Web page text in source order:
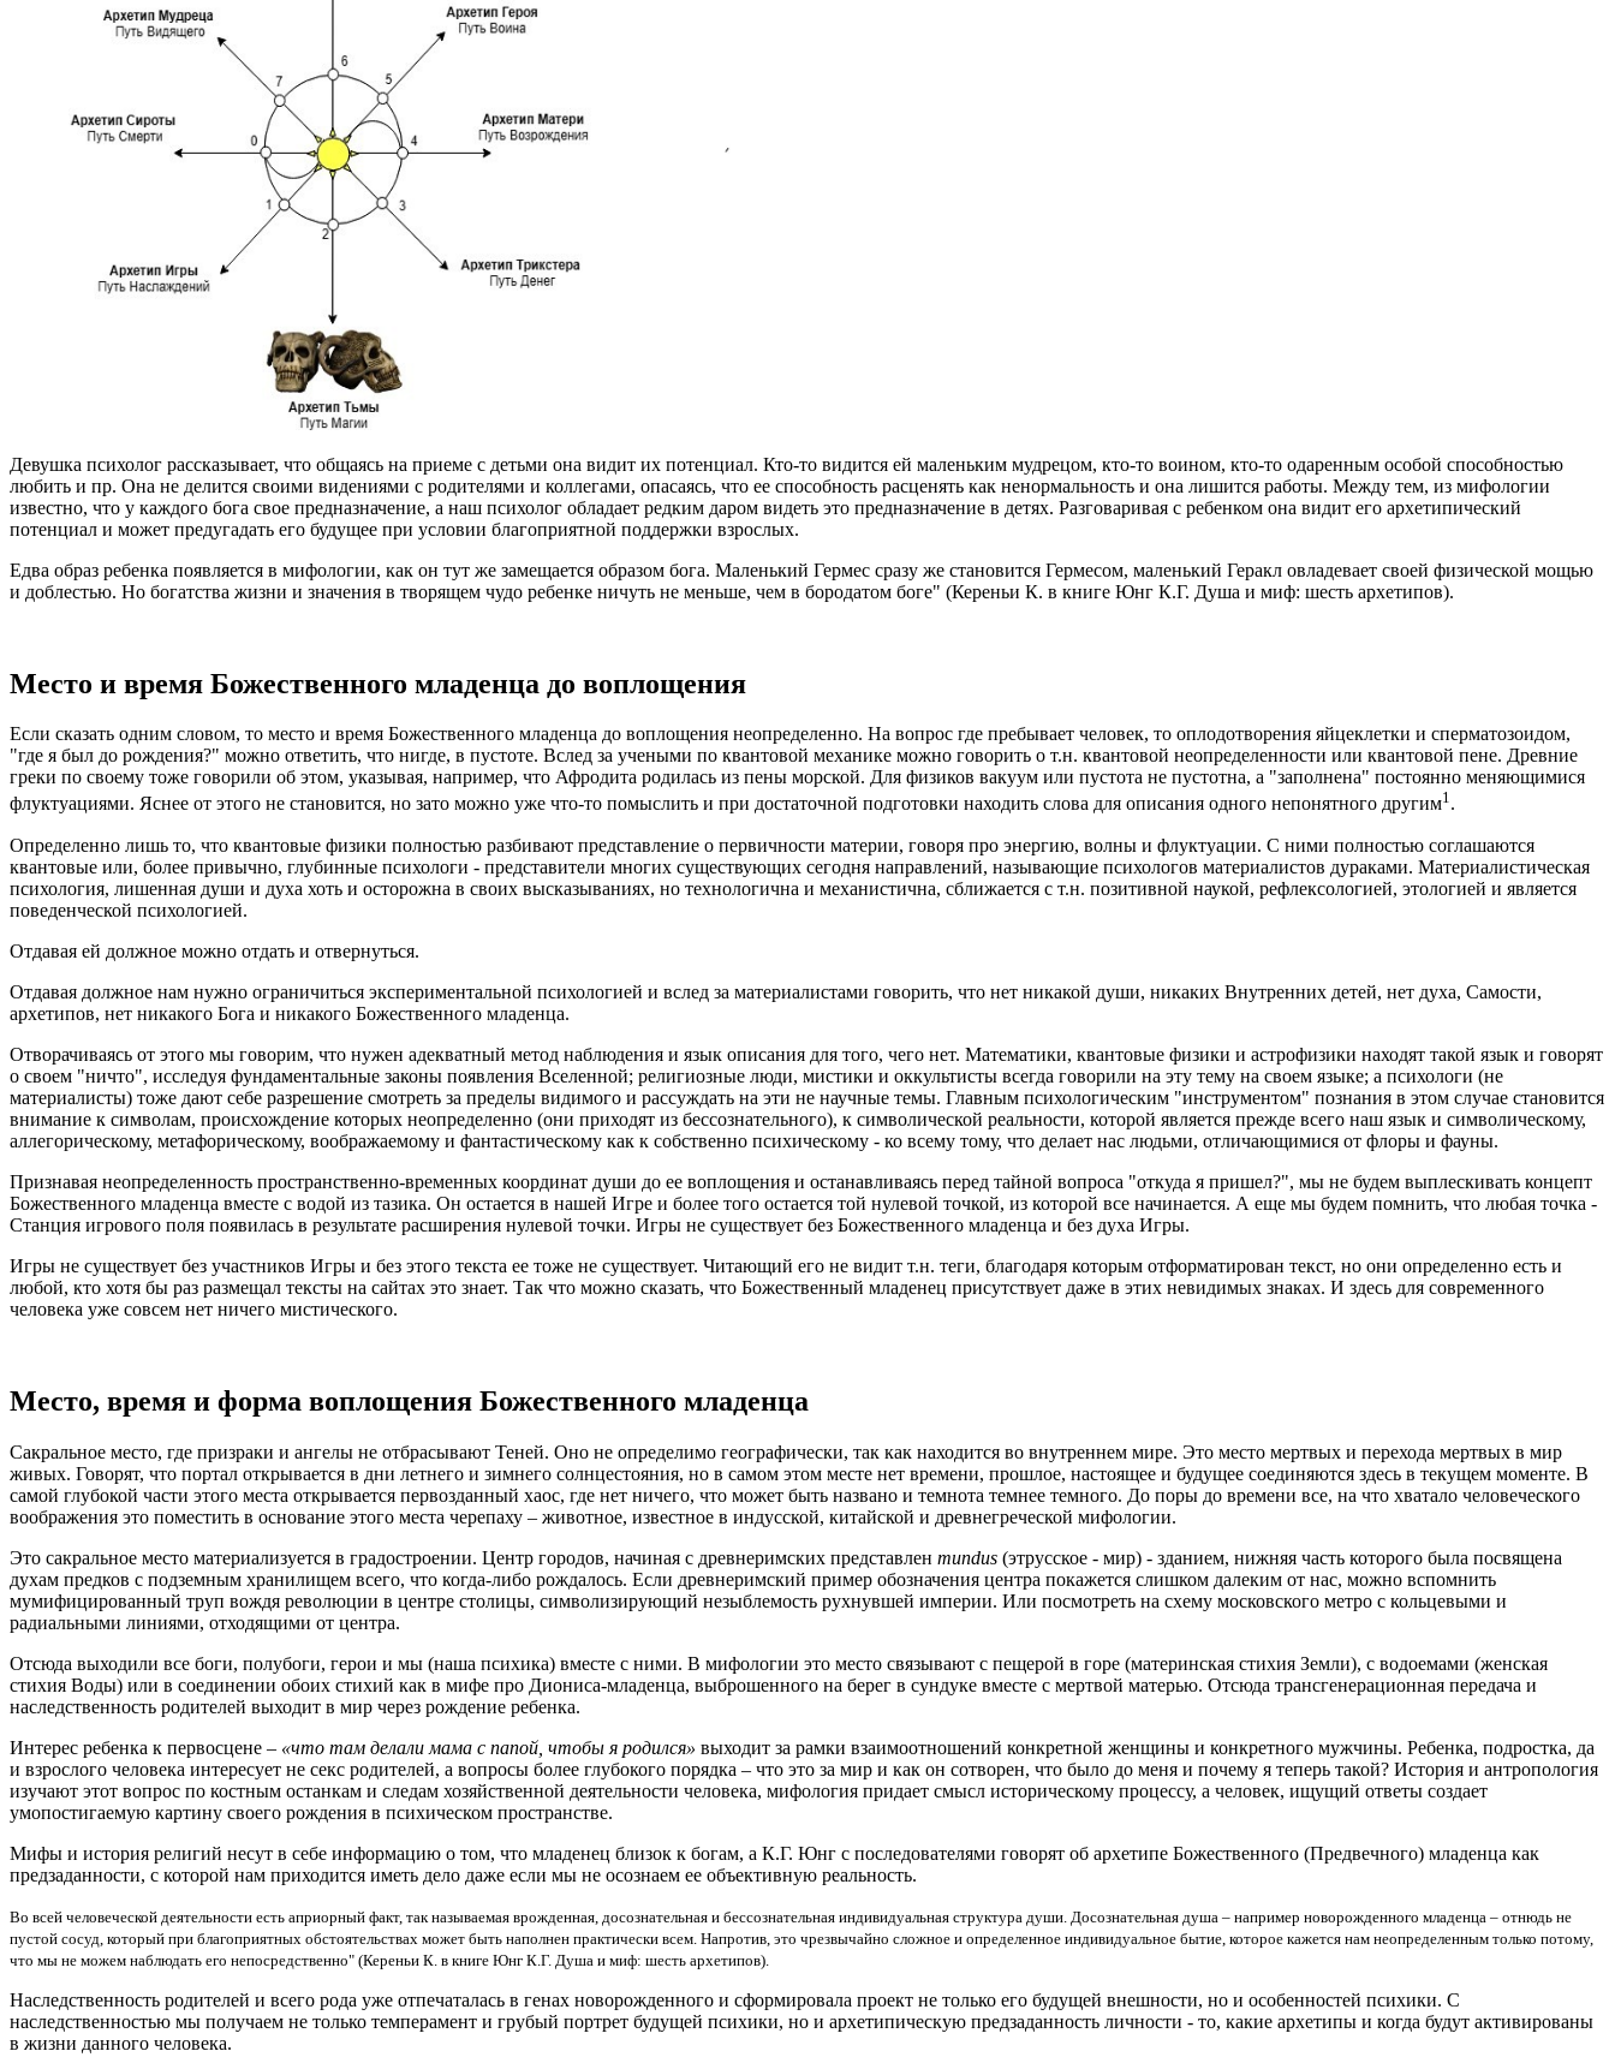
Девушка психолог рассказывает, что общаясь на приеме с детьми она видит их потенциал. Кто-то видится ей маленьким мудрецом, кто-то воином, кто-то одаренным особой способностью
любить и пр. Она не делится своими видениями с родителями и коллегами, опасаясь, что ее способность расценять как ненормальность и она лишится работы. Между тем, из мифологии
известно, что у каждого бога свое предназначение, а наш психолог обладает редким даром видеть это предназначение в детях. Разговаривая с ребенком она видит его архетипический
потенциал и может предугадать его будущее при условии благоприятной поддержки взрослых.
Едва образ ребенка появляется в мифологии, как он тут же замещается образом бога. Маленький Гермес сразу же становится Гермесом, маленький Геракл овладевает своей физической мощью
и доблестью. Но богатства жизни и значения в творящем чудо ребенке ничуть не меньше, чем в бородатом боге" (Кереньи К. в книге Юнг К.Г. Душа и миф: шесть архетипов).
Место и время Божественного младенца до воплощения
Если сказать одним словом, то место и время Божественного младенца до воплощения неопределенно. На вопрос где пребывает человек, то оплодотворения яйцеклетки и сперматозоидом,
"где я был до рождения?" можно ответить, что нигде, в пустоте. Вслед за учеными по квантовой механике можно говорить о т.н. квантовой неопределенности или квантовой пене. Древние
греки по своему тоже говорили об этом, указывая, например, что Афродита родилась из пены морской. Для физиков вакуум или пустота не пустотна, а "заполнена" постоянно меняющимися
флуктуациями. Яснее от этого не становится, но зато можно уже что-то помыслить и при достаточной подготовки находить слова для описания одного непонятного другим1.
Определенно лишь то, что квантовые физики полностью разбивают представление о первичности материи, говоря про энергию, волны и флуктуации. С ними полностью соглашаются
квантовые или, более привычно, глубинные психологи - представители многих существующих сегодня направлений, называющие психологов материалистов дураками. Материалистическая
психология, лишенная души и духа хоть и осторожна в своих высказываниях, но технологична и механистична, сближается с т.н. позитивной наукой, рефлексологией, этологией и является
поведенческой психологией.
Отдавая ей должное можно отдать и отвернуться.
Отдавая должное нам нужно ограничиться экспериментальной психологией и вслед за материалистами говорить, что нет никакой души, никаких Внутренних детей, нет духа, Самости,
архетипов, нет никакого Бога и никакого Божественного младенца.
Отворачиваясь от этого мы говорим, что нужен адекватный метод наблюдения и язык описания для того, чего нет. Математики, квантовые физики и астрофизики находят такой язык и говорят
о своем "ничто", исследуя фундаментальные законы появления Вселенной; религиозные люди, мистики и оккультисты всегда говорили на эту тему на своем языке; а психологи (не
материалисты) тоже дают себе разрешение смотреть за пределы видимого и рассуждать на эти не научные темы. Главным психологическим "инструментом" познания в этом случае становится
внимание к символам, происхождение которых неопределенно (они приходят из бессознательного), к символической реальности, которой является прежде всего наш язык и символическому,
аллегорическому, метафорическому, воображаемому и фантастическому как к собственно психическому - ко всему тому, что делает нас людьми, отличающимися от флоры и фауны.
Признавая неопределенность пространственно-временных координат души до ее воплощения и останавливаясь перед тайной вопроса "откуда я пришел?", мы не будем выплескивать концепт
Божественного младенца вместе с водой из тазика. Он остается в нашей Игре и более того остается той нулевой точкой, из которой все начинается. А еще мы будем помнить, что любая точка -
Станция игрового поля появилась в результате расширения нулевой точки. Игры не существует без Божественного младенца и без духа Игры.
Игры не существует без участников Игры и без этого текста ее тоже не существует. Читающий его не видит т.н. теги, благодаря которым отформатирован текст, но они определенно есть и
любой, кто хотя бы раз размещал тексты на сайтах это знает. Так что можно сказать, что Божественный младенец присутствует даже в этих невидимых знаках. И здесь для современного
человека уже совсем нет ничего мистического.
Место, время и форма воплощения Божественного младенца
Сакральное место, где призраки и ангелы не отбрасывают Теней. Оно не определимо географически, так как находится во внутреннем мире. Это место мертвых и перехода мертвых в мир
живых. Говорят, что портал открывается в дни летнего и зимнего солнцестояния, но в самом этом месте нет времени, прошлое, настоящее и будущее соединяются здесь в текущем моменте. В
самой глубокой части этого места открывается первозданный хаос, где нет ничего, что может быть названо и темнота темнее темного. До поры до времени все, на что хватало человеческого
воображения это поместить в основание этого места черепаху – животное, известное в индусской, китайской и древнегреческой мифологии.
Это сакральное место материализуется в градостроении. Центр городов, начиная с древнеримских представлен mundus (этрусское - мир) - зданием, нижняя часть которого была посвящена
духам предков с подземным хранилищем всего, что когда-либо рождалось. Если древнеримский пример обозначения центра покажется слишком далеким от нас, можно вспомнить
мумифицированный труп вождя революции в центре столицы, символизирующий незыблемость рухнувшей империи. Или посмотреть на схему московского метро с кольцевыми и
радиальными линиями, отходящими от центра.
Отсюда выходили все боги, полубоги, герои и мы (наша психика) вместе с ними. В мифологии это место связывают с пещерой в горе (материнская стихия Земли), с водоемами (женская
стихия Воды) или в соединении обоих стихий как в мифе про Диониса-младенца, выброшенного на берег в сундуке вместе с мертвой матерью. Отсюда трансгенерационная передача и
наследственность родителей выходит в мир через рождение ребенка.
Интерес ребенка к первосцене – «что там делали мама с папой, чтобы я родился» выходит за рамки взаимоотношений конкретной женщины и конкретного мужчины. Ребенка, подростка, да
и взрослого человека интересует не секс родителей, а вопросы более глубокого порядка – что это за мир и как он сотворен, что было до меня и почему я теперь такой? История и антропология
изучают этот вопрос по костным останкам и следам хозяйственной деятельности человека, мифология придает смысл историческому процессу, а человек, ищущий ответы создает
умопостигаемую картину своего рождения в психическом пространстве.
Мифы и история религий несут в себе информацию о том, что младенец близок к богам, а К.Г. Юнг с последователями говорят об архетипе Божественного (Предвечного) младенца как
предзаданности, с которой нам приходится иметь дело даже если мы не осознаем ее объективную реальность.
Во всей человеческой деятельности есть априорный факт, так называемая врожденная, досознательная и бессознательная индивидуальная структура души. Досознательная душа – например новорожденного младенца – отнюдь не
пустой сосуд, который при благоприятных обстоятельствах может быть наполнен практически всем. Напротив, это чрезвычайно сложное и определенное индивидуальное бытие, которое кажется нам неопределенным только потому,
что мы не можем наблюдать его непосредственно" (Кереньи К. в книге Юнг К.Г. Душа и миф: шесть архетипов).
Наследственность родителей и всего рода уже отпечаталась в генах новорожденного и сформировала проект не только его будущей внешности, но и особенностей психики. С
наследственностью мы получаем не только темперамент и грубый портрет будущей психики, но и архетипическую предзаданность личности - то, какие архетипы и когда будут активированы
в жизни данного человека.